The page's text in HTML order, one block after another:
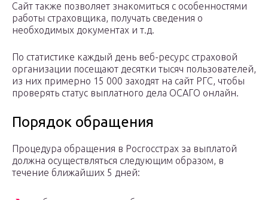
Сайт также позволяет знакомиться с особенностями
работы страховщика, получать сведения о
необходимых документах и т.д.
По статистике каждый день веб-ресурс страховой
организации посещают десятки тысяч пользователей,
из них примерно 15 000 заходят на сайт РГС, чтобы
проверять статус выплатного дела ОСАГО онлайн.
Порядок обращения
Процедура обращения в Росгосстрах за выплатой
должна осуществляться следующим образом, в
течение ближайших 5 дней: